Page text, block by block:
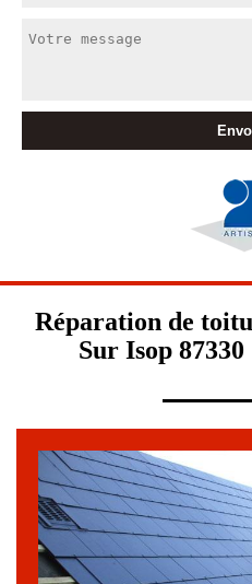
Réparation de
Sur Isop